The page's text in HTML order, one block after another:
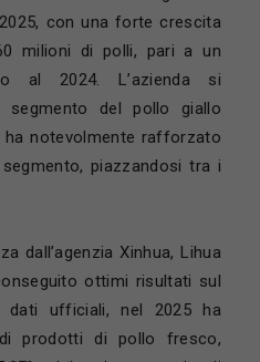
con una forte crescita
milioni di polli, pari a un
al 2024. L’azienda si
segmento del pollo giallo
ha notevolmente rafforzato
piazzandosi tra i
dall’agenzia Xinhua, Lihua
ottimi risultati sul
dati ufficiali, nel 2025 ha
prodotti di pollo fresco,